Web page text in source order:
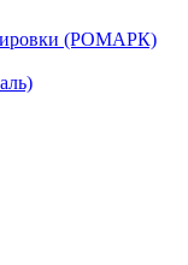
(РОМАРК)